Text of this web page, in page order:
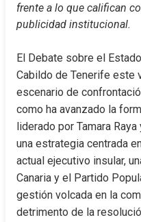
frente a lo que califican
publicidad institucional.
El Debate sobre el
Cabildo de Tenerife este
escenario de
como ha avanzado la
liderado por Tamara
una estrategia centrada
actual ejecutivo insular,
Canaria y el Partido
gestión volcada en la
detrimento de la